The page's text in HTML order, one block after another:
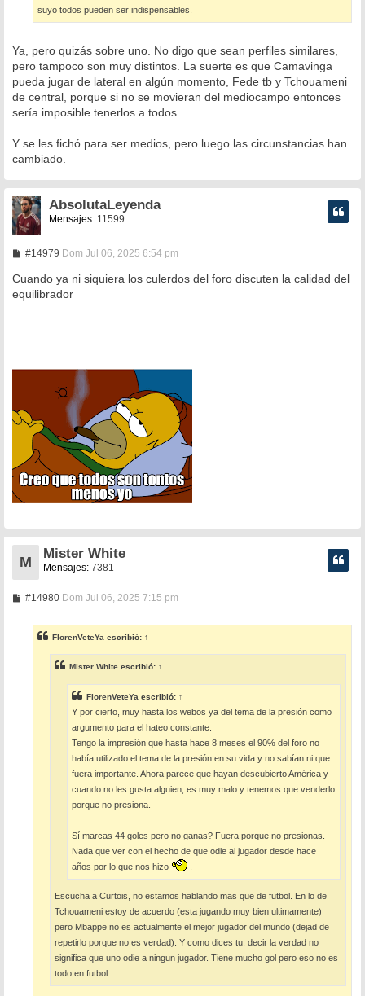
suyo todos pueden ser indispensables.
Ya, pero quizás sobre uno. No digo que sean perfiles similares,
pero tampoco son muy distintos. La suerte es que Camavinga
pueda jugar de lateral en algún momento, Fede tb y Tchouameni
de central, porque si no se movieran del mediocampo entonces
sería imposible tenerlos a todos.
Y se les fichó para ser medios, pero luego las circunstancias han
cambiado.
AbsolutaLeyenda
Mensajes: 11599
#14979M
n
s
a
Dom Jul 06, 2025 6:54 pm
Cuando ya ni siquiera los culerdos del foro discuten la calidad del
equilibrador
M
Mister White
Mensajes: 7381
#14980M
a
j
e
Dom Jul 06, 2025 7:15 pm
FlorenVeteYa escribió: ↑
Mister White escribió: ↑
FlorenVeteYa escribió: ↑
Y por cierto, muy hasta los webos ya del tema de la presión como
argumento para el hateo constante.
Tengo la impresión que hasta hace 8 meses el 90% del foro no
había utilizado el tema de la presión en su vida y no sabían ni que
fuera importante. Ahora parece que hayan descubierto América y
cuando no les gusta alguien, es muy malo y tenemos que venderlo
porque no presiona.
Sí marcas 44 goles pero no ganas? Fuera porque no presionas.
Nada que ver con el hecho de que odie al jugador desde hace
años por lo que nos hizo
Escucha a Curtois, no estamos hablando mas que de futbol. En lo de
Tchouameni estoy de acuerdo (esta jugando muy bien ultimamente)
pero Mbappe no es actualmente el mejor jugador del mundo (dejad de
repetirlo porque no es verdad). Y como dices tu, decir la verdad no
significa que uno odie a ningun jugador. Tiene mucho gol pero eso no es
todo en futbol.